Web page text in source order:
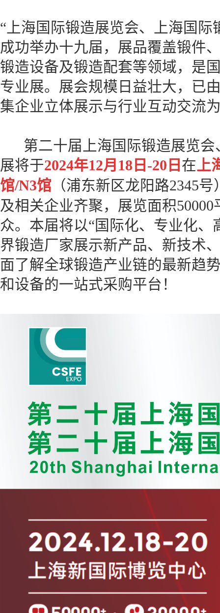
“上海国际锻造展览会、上海国际
成功举办十九届，展品覆盖锻件
锻造设备及锻造配套等领域，是
专业展。展会规模日益壮大，已
集企业立体展示与行业互动交流
第二十届上海国际锻造展览会
展将于2024年12月18日-20日 在上
馆/N3馆 （浦东新区龙阳路2345
及相关企业齐聚，展览面积
众。本届将以“国际化、专业化
界锻造厂家展示新产品、新技术
面了解全球锻造产业链的最新趋
和设备的一站式采购平台！